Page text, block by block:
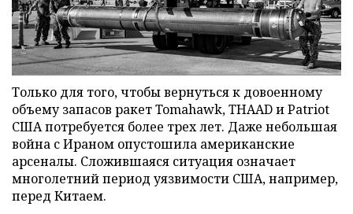
Только для того, чтобы вернуться к довоенному
объему запасов ракет Tomahawk, THAAD и Patriot
США потребуется более трех лет. Даже небольшая
война с Ираном опустошила американские
арсеналы. Сложившаяся ситуация означает
многолетний период уязвимости США, например,
перед Китаем.